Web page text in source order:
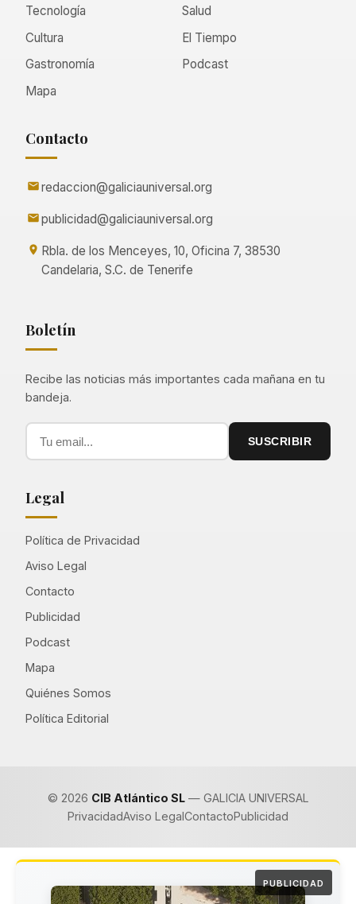
Tecnología
Salud
Cultura
El Tiempo
Gastronomía
Podcast
Mapa
Contacto
redaccion@galiciauniversal.org
publicidad@galiciauniversal.org
Rbla. de los Menceyes, 10, Oficina 7, 38530
Candelaria, S.C. de Tenerife
Boletín
Recibe las noticias más importantes cada mañana en tu
bandeja.
SUSCRIBIR
Legal
Política de Privacidad
Aviso Legal
Contacto
Publicidad
Podcast
Mapa
Quiénes Somos
Política Editorial
© 2026 CIB Atlántico SL— GALICIA UNIVERSAL
PrivacidadAviso LegalContactoPublicidad
PUBLICIDAD